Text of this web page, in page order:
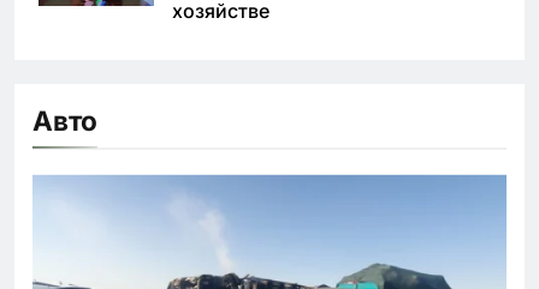
хозяйстве
Авто